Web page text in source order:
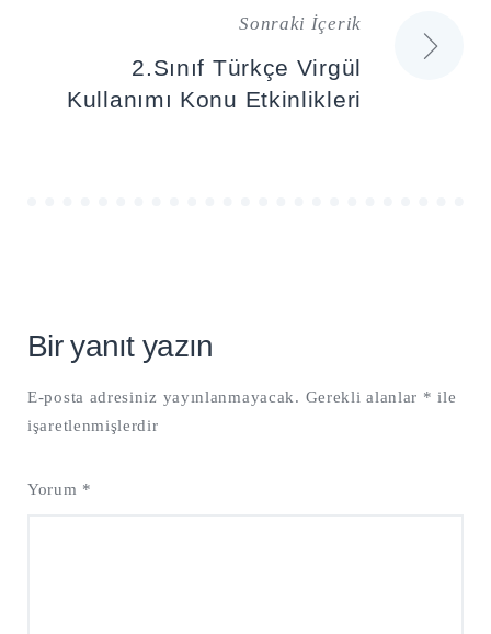
Sonraki İçerik
2.Sınıf Türkçe Virgül
Kullanımı Konu Etkinlikleri
Bir yanıt yazın
E-posta adresiniz yayınlanmayacak. Gerekli alanlar * ile
işaretlenmişlerdir
Yorum *